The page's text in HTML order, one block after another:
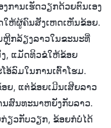
ການເຮັດວຽກດ້ວຍຕົນເອງ
ໃຫ້ຜູ້ຄົນສັງເຫດເຫັນຂ້ອຍ.
ກລ້ຽງລາວໃນຂະນະທີ່
, ແມັດທິວຂໍໃຫ້ຂ້ອຍ
ອ້ລົມໃນການເຕົ້າໂຮມ.
ຍ, ແຕ່ຂ້ອຍເມີນເສີຍລາວ
ນສົນທະນາຫຍັງກັບລາວ.
ຽວກັບວຽກ, ຂ້ອຍກໍບໍ່ໄດ້